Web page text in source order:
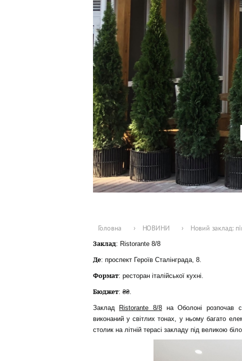
Головна › НОВИНИ ›
Новий заклад:
Заклад: Ristorante 8/8
Де: проспект Героїв Сталінграда, 8.
Формат: ресторан італійської кухні.
Бюджет: ₴₴.
Заклад Ristorante 8/8на Оболоні розпочав
виконаний у світлих тонах, у ньому багато
столик на літній терасі закладу під великою